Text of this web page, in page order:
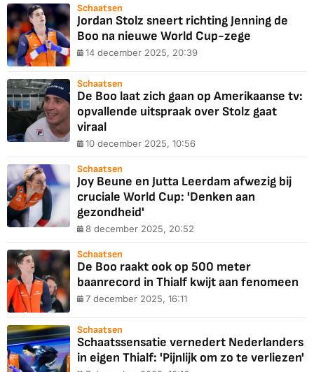
Schaatsen
Jordan Stolz sneert richting Jenning de
Boo na nieuwe World Cup-zege
14 december 2025, 20:39
Schaatsen
De Boo laat zich gaan op Amerikaanse tv:
opvallende uitspraak over Stolz gaat
viraal
10 december 2025, 10:56
Schaatsen
Joy Beune en Jutta Leerdam afwezig bij
cruciale World Cup: 'Denken aan
gezondheid'
8 december 2025, 20:52
Schaatsen
De Boo raakt ook op 500 meter
baanrecord in Thialf kwijt aan fenomeen
7 december 2025, 16:11
Schaatsen
Schaatssensatie vernedert Nederlanders
in eigen Thialf: 'Pijnlijk om zo te verliezen'